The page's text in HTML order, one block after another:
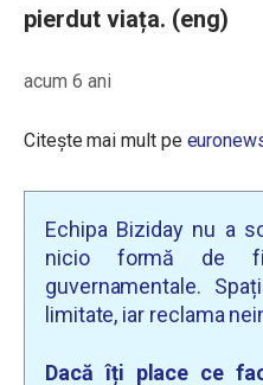
pierdut viața. (eng)
acum 6 ani
Citește mai mult pe
Echipa Biziday nu a
nicio formă de
guvernamentale.
limitate, iar reclama
Dacă îți place ce